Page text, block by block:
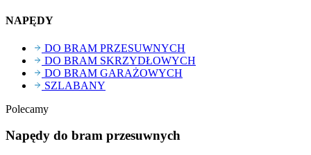
NAPĘDY
DO BRAM PRZESUWNYCH
DO BRAM SKRZYDŁOWYCH
DO BRAM GARAŻOWYCH
SZLABANY
Polecamy
Napędy do bram przesuwnych